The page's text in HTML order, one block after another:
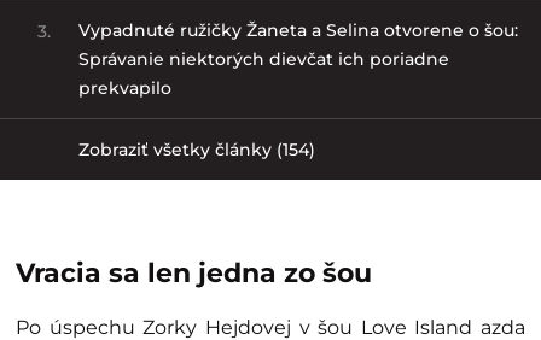
3.
Vypadnuté ružičky Žaneta a Selina otvorene o šou:
Správanie niektorých dievčat ich poriadne
prekvapilo
Zobraziť všetky články (154)
Vracia sa len jedna zo šou
Po úspechu Zorky Hejdovej v šou Love Island azda